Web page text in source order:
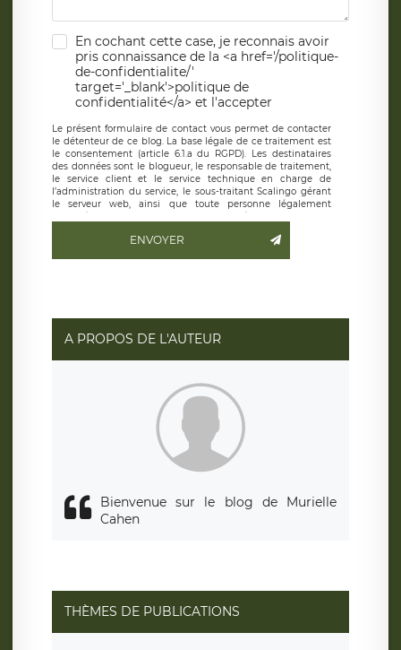
En cochant cette case, je reconnais avoir
pris connaissance de la <a href='/politique-
de-confidentialite/'
target='_blank'>politique de
confidentialité</a> et l'accepter
Le présent formulaire de contact vous permet de contacter
le détenteur de ce blog. La base légale de ce traitement est
le consentement (article 6.1.a du RGPD). Les destinataires
des données sont le blogueur, le responsable de traitement,
le service client et le service technique en charge de
l’administration du service, le sous-traitant Scalingo gérant
le serveur web, ainsi que toute personne légalement
autorisée. Le formulaire de contact à destination du
basé en France et offrant des
clauses de protection
limitation du traitement relatif à vos données à caractère
données. Vous pouvez exercer ces droits auprès du délégué
de traitement est la société LÉGAVOX, sis 9 rue Léopold
Sédar Senghor, joignable à l’adresse mail :
responsabledetraitement@legavox.fr. Vous avez également
le droit d’introduire une réclamation auprès d’une autorité
ENVOYER
A PROPOS DE L'AUTEUR
Bienvenue sur le blog de Murielle
Cahen
THÈMES DE PUBLICATIONS